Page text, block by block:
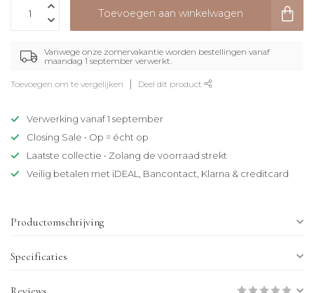
Toevoegen aan winkelwagen
Vanwege onze zomervakantie worden bestellingen vanaf
maandag 1 september verwerkt.
Toevoegen om te vergelijken Deel dit product
Verwerking vanaf 1 september
Closing Sale • Op = écht op
Laatste collectie • Zolang de voorraad strekt
Veilig betalen met iDEAL, Bancontact, Klarna & creditcard
Productomschrijving
Specificaties